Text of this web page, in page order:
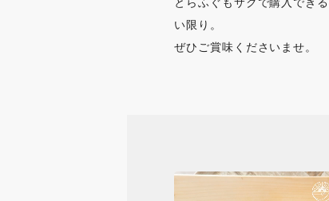
い限り。
ぜひご賞味くださいませ。